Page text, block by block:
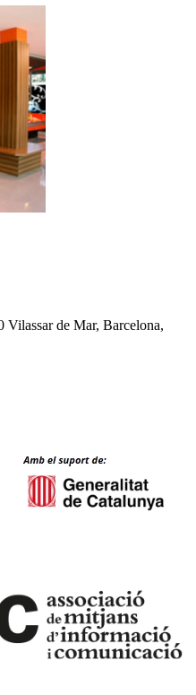
Vilassar de Mar, Barcelona,